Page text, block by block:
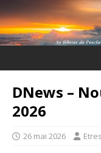
DNews –
2026
26 mai 2026